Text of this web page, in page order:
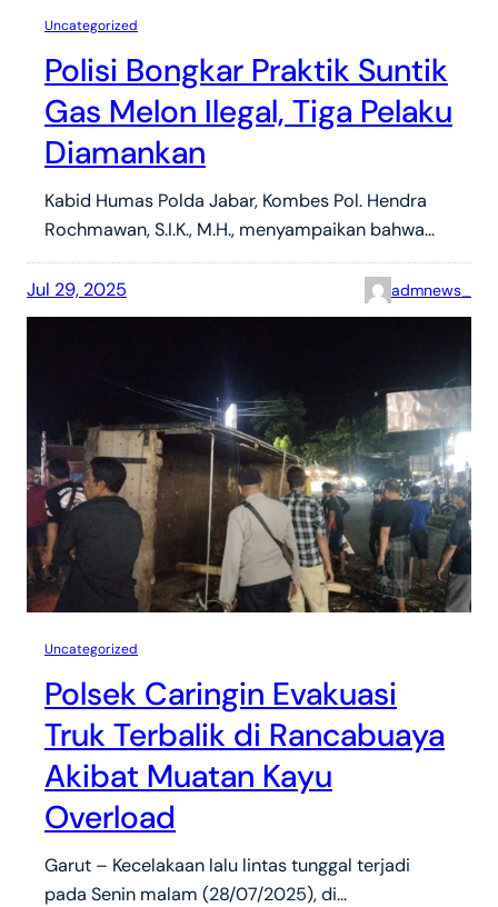
Uncategorized
Polisi Bongkar Praktik Suntik
Gas Melon Ilegal, Tiga Pelaku
Diamankan
Kabid Humas Polda Jabar, Kombes Pol. Hendra
Rochmawan, S.I.K., M.H., menyampaikan bahwa…
Jul 29, 2025 admnews_
Uncategorized
Polsek Caringin Evakuasi
Truk Terbalik di Rancabuaya
Akibat Muatan Kayu
Overload
Garut – Kecelakaan lalu lintas tunggal terjadi
pada Senin malam (28/07/2025), di…